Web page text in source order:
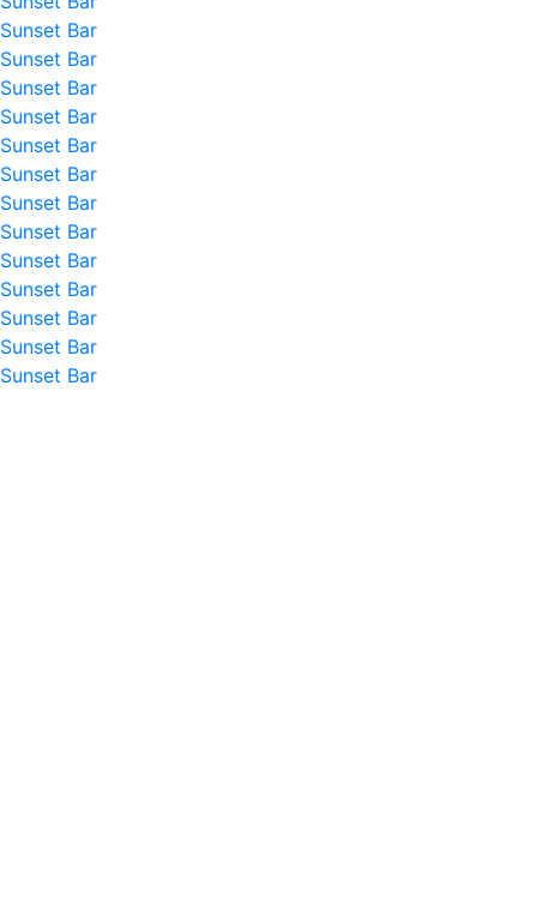
Sunset Bar
Sunset Bar
Sunset Bar
Sunset Bar
Sunset Bar
Sunset Bar
Sunset Bar
Sunset Bar
Sunset Bar
Sunset Bar
Sunset Bar
Sunset Bar
Sunset Bar